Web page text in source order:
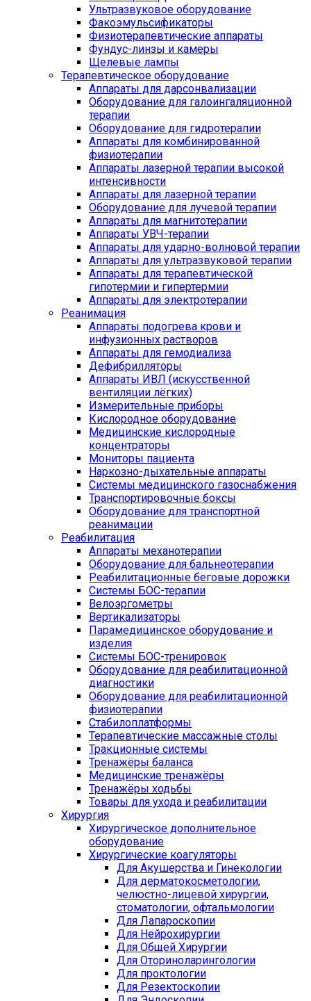
Ультразвуковое оборудование
Факоэмульсификаторы
Физиотерапевтические аппараты
Фундус-линзы и камеры
Щелевые лампы
Терапевтическое оборудование
Аппараты для дарсонвализации
Оборудование для галоингаляционной
терапии
Оборудование для гидротерапии
Аппараты для комбинированной
физиотерапии
Аппараты лазерной терапии высокой
интенсивности
Аппараты для лазерной терапии
Оборудование для лучевой терапии
Аппараты для магнитотерапии
Аппараты УВЧ-терапии
Аппараты для ударно-волновой терапии
Аппараты для ультразвуковой терапии
Аппараты для терапевтической
гипотермии и гипертермии
Аппараты для электротерапии
Реанимация
Аппараты подогрева крови и
инфузионных растворов
Аппараты для гемодиализа
Дефибрилляторы
Аппараты ИВЛ (искусственной
вентиляции лёгких)
Измерительные приборы
Кислородное оборудование
Медицинские кислородные
концентраторы
Мониторы пациента
Наркозно-дыхательные аппараты
Системы медицинского газоснабжения
Транспортировочные боксы
Оборудование для транспортной
реанимации
Реабилитация
Аппараты механотерапии
Оборудование для бальнеотерапии
Реабилитационные беговые дорожки
Системы БОС-терапии
Велоэргометры
Вертикализаторы
Парамедицинское оборудование и
изделия
Системы БОС-тренировок
Оборудование для реабилитационной
диагностики
Оборудование для реабилитационной
физиотерапии
Стабилоплатформы
Терапевтические массажные столы
Тракционные системы
Тренажёры баланса
Медицинские тренажёры
Тренажёры ходьбы
Товары для ухода и реабилитации
Хирургия
Хирургическое дополнительное
оборудование
Хирургические коагуляторы
Для Акушерства и Гинекологии
Для дерматокосметологии,
челюстно-лицевой хирургии,
стоматологии, офтальмологии
Для Лапароскопии
Для Нейрохирургии
Для Общей Хирургии
Для Оториноларингологии
Для проктологии
Для Резектоскопии